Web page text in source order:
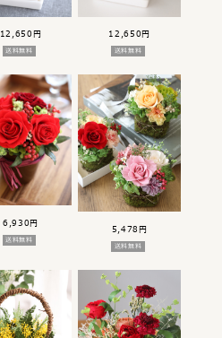
12,650円
送料無料
12,650円
送料無料
6,930円
送料無料
5,478円
送料無料